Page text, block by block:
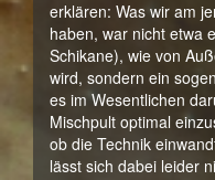
erklären: Was wir am
haben, war nicht etwa
Schikane), wie von
wird, sondern ein
es im Wesentlichen
Mischpult optimal
ob die Technik
lässt sich dabei leider